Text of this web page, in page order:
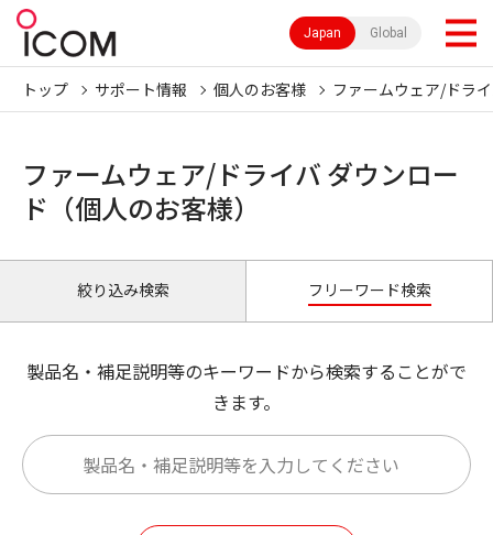
Japan Global
トップ サポート情報 個人のお客様 ファームウェア/ドラ
ファームウェア/ドライバ ダウンロー
ド（個人のお客様）
絞り込み検索 フリーワード検索
製品名・補足説明等のキーワードから検索することがで
きます。